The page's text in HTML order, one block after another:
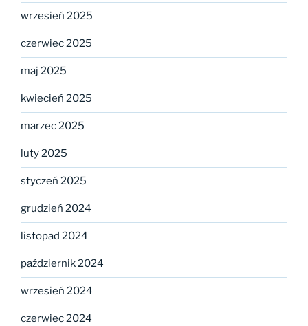
wrzesień 2025
czerwiec 2025
maj 2025
kwiecień 2025
marzec 2025
luty 2025
styczeń 2025
grudzień 2024
listopad 2024
październik 2024
wrzesień 2024
czerwiec 2024